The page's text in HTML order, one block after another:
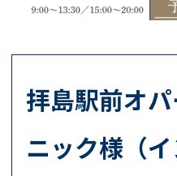
拝島駅前オ
ニック様（